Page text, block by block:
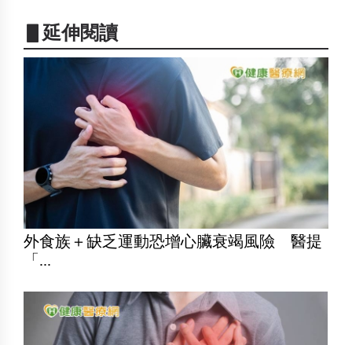
▋延伸閱讀
外食族＋缺乏運動恐增心臟衰竭風險 醫提
「...